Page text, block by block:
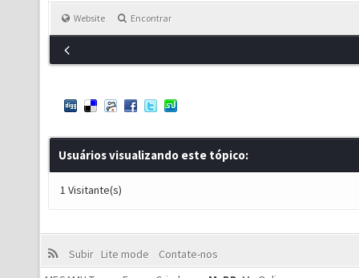
Website Encontrar
Usuários visualizando este tópico:
1 Visitante(s)
Subir Lite mode
Contate-nos